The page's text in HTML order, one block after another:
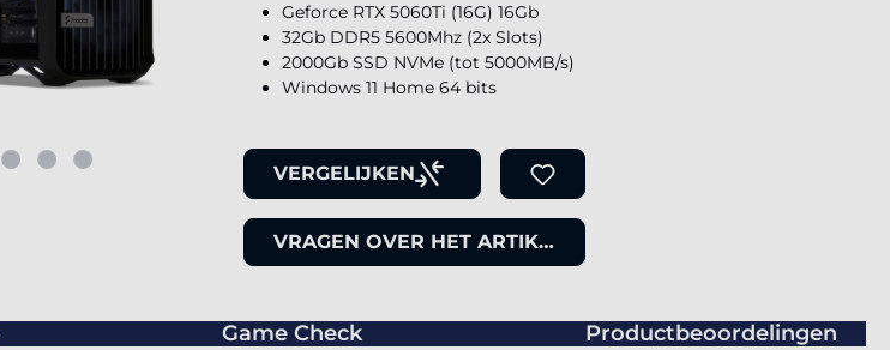
Geforce RTX 5060Ti (16G) 16Gb
32Gb DDR5 5600Mhz (2x Slots)
2000Gb SSD NVMe (tot 5000MB/s)
Windows 11 Home 64 bits
VERGELIJKEN
VRAGEN OVER HET ARTIKEL
Game Check Productbeoordelingen